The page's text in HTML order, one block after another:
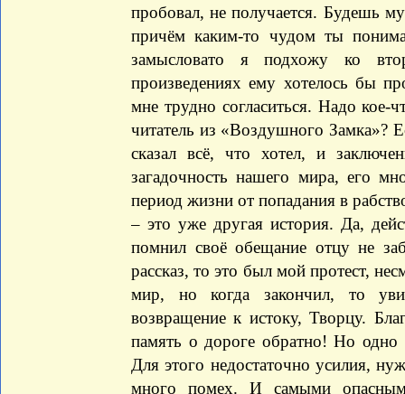
пробовал, не получается. Будешь
причём каким-то чудом ты
замысловато я подхожу ко
произведениях ему хотелось бы
мне трудно согласиться. Надо кое-
читатель из «Воздушного Замка»?
сказал всё, что хотел, и
загадочность нашего мира, его
период жизни от попадания в
– это уже другая история. Да,
помнил своё обещание отцу не
рассказ, то это был мой протест,
мир, но когда закончил, то
возвращение к истоку, Творцу.
память о дороге обратно! Но
Для этого недостаточно усилия,
много помех. И самыми